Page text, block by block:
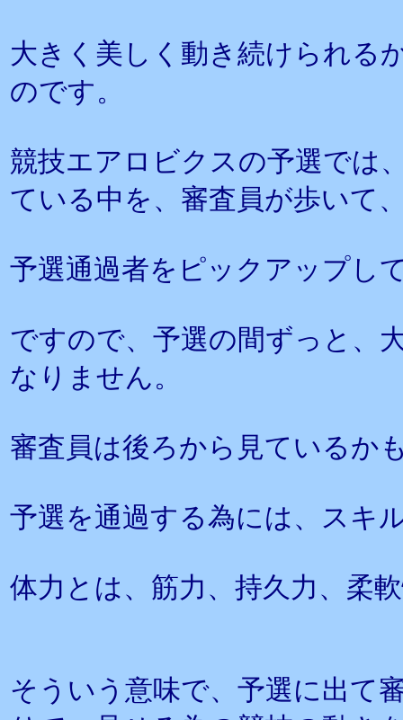
大きく美しく動き続けられる
のです。
競技エアロビクスの予選では
ている中を、審査員が歩いて
予選通過者をピックアップし
ですので、予選の間ずっと、
なりません。
審査員は後ろから見ているか
予選を通過する為には、スキ
体力とは、筋力、持久力、柔
そういう意味で、予選に出て